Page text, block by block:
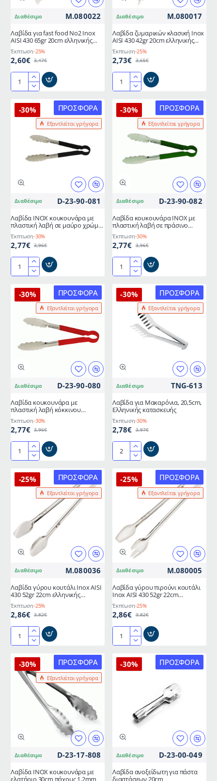
Διαθέσιμο M.080022
Λαβίδα για fast food No2 Inox
AISI 430 65gr 20cm ελληνικής
κατασκευής METANO
Έκπτωση-25%
2,60€ 3,47€
Λαβίδα
fast
food
ελληνικής
METANO
Διαθέσιμο M.080017
Λαβίδα ζυμαρικών κλασική Inox
AISI 430 42gr 20cm ελληνικής
κατασκευής METANO
Έκπτωση-25%
2,73€ 3,65€
Λαβίδα
κλασική
Inox
ελληνικής
METANO
ΠΡΟΣΦΟΡΆ
Εξαντλείται γρήγορα
-30%
Διαθέσιμο D-23-90-081
Λαβίδα ΙΝΟΧ κουκουνάρα με
πλαστική λαβή σε μαύρο χρώμα
24cm
Έκπτωση-30%
2,77€ 3,96€
Λαβίδα
κουκουνάρα
με
λαβή
χρώμα
ΠΡΟΣΦΟΡΆ
Εξαντλείται γρήγορα
-30%
Διαθέσιμο D-23-90-082
Λαβίδα κουκουνάρα INOX με
πλαστική λαβή σε πράσινο
χρώμα μήκους 24cm
Έκπτωση-30%
2,77€ 3,96€
Λαβίδα
INOX
με
24cm
ΠΡΟΣΦΟΡΆ
Εξαντλείται γρήγορα
-30%
Διαθέσιμο D-23-90-080
Λαβίδα κουκουνάρα με
πλαστική λαβή κόκκινου
χρώματος μήκους 24cm INOX
Έκπτωση-30%
2,77€ 3,96€
Λαβίδα
με
πλαστική
χρώματος
μήκους
24cm
ΠΡΟΣΦΟΡΆ
Εξαντλείται γρήγορα
-30%
Διαθέσιμο TNG-613
Λαβίδα για Mακαρόνια, 20,5cm,
Ελληνικής κατασκευής
Έκπτωση-30%
2,78€ 3,97€
Λαβίδα
Mακαρόνια,
20,5cm,
Ελληνικής
ΠΡΟΣΦΟΡΆ
Εξαντλείται γρήγορα
-25%
Διαθέσιμο M.080036
Λαβίδα γύρου κουτάλι Inox AISI
430 52gr 22cm ελληνικής
κατασκευής METANO
Έκπτωση-25%
2,86€ 3,82€
Λαβίδα
κουτάλι
Inox
AISI
METANO
ΠΡΟΣΦΟΡΆ
Εξαντλείται γρήγορα
-25%
Διαθέσιμο M.080005
Λαβίδα γύρου πιρούνι κουτάλι
Inox AISI 430 52gr 22cm
ελληνικής κατασκευής METANO
Έκπτωση-25%
2,86€ 3,82€
Λαβίδα
πιρούνι
κουτάλι
ελληνικής
κατασκευής
ΠΡΟΣΦΟΡΆ
Εξαντλείται γρήγορα
-30%
Διαθέσιμο D-23-17-808
Λαβίδα ΙΝΟΧ κουκουνάρα με
ΠΡΟΣΦΟΡΆ
-30%
Διαθέσιμο D-23-00-049
Λαβίδα ανοξείδωτη για πάστα